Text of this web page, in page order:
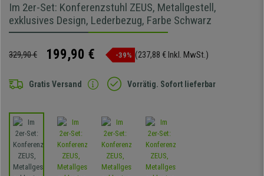
Im 2er-Set: Konferenzstuhl ZEUS, Metallgestell,
exklusives Design, Lederbezug, Farbe Schwarz
329,90 € 199,90 € -39% (237,88 € Inkl. MwSt.)
Gratis Versand Vorrätig. Sofort lieferbar